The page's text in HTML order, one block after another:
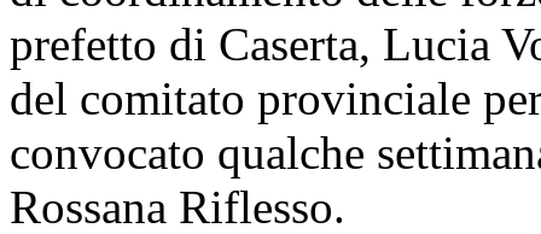
prefetto di Caserta, Lucia
del comitato provinciale
convocato qualche
Rossana Riflesso.